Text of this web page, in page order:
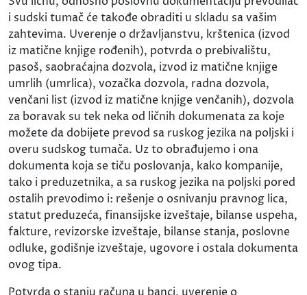
i sudski tumač će takođe obraditi u skladu sa vašim
zahtevima. Uverenje o državljanstvu, krštenica (izvod
iz matične knjige rođenih), potvrda o prebivalištu,
pasoš, saobraćajna dozvola, izvod iz matične knjige
umrlih (umrlica), vozačka dozvola, radna dozvola,
venčani list (izvod iz matične knjige venčanih), dozvola
za boravak su tek neka od ličnih dokumenata za koje
možete da dobijete prevod sa ruskog jezika na poljski i
overu sudskog tumača. Uz to obrađujemo i ona
dokumenta koja se tiču poslovanja, kako kompanije,
tako i preduzetnika, a sa ruskog jezika na poljski pored
ostalih prevodimo i: rešenje o osnivanju pravnog lica,
statut preduzeća, finansijske izveštaje, bilanse uspeha,
fakture, revizorske izveštaje, bilanse stanja, poslovne
odluke, godišnje izveštaje, ugovore i ostala dokumenta
ovog tipa.
Potvrda o stanju računa u banci, uverenje o